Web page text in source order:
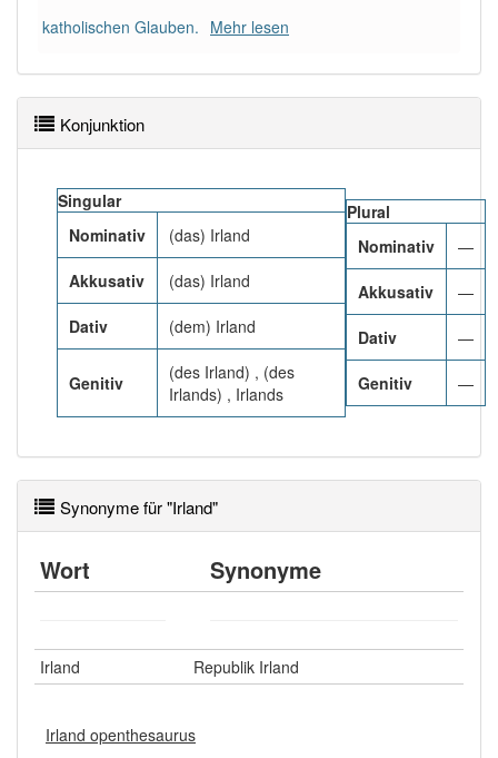
katholischen Glauben. Mehr lesen
Konjunktion
Singular
Nominativ
(das) Irland
Akkusativ (das) Irland
Dativ (dem) Irland
Genitiv
(des Irland) , (des
Irlands) , Irlands
Plural
Nominativ
—
Akkusativ —
Dativ —
Genitiv —
Synonyme für "Irland"
Wort Synonyme
Irland Republik Irland
Irland openthesaurus